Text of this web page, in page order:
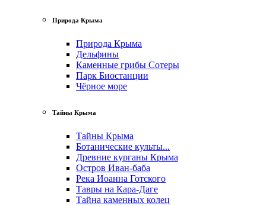
Природа Крыма
Природа Крыма
Дельфины
Каменные грибы Сотеры
Парк Биостанции
Чёрное море
Тайны Крыма
Тайны Крыма
Ботанические культы...
Древние курганы Крыма
Остров Иван-баба
Река Иоанна Готского
Тавры на Кара-Даге
Тайна каменных колец